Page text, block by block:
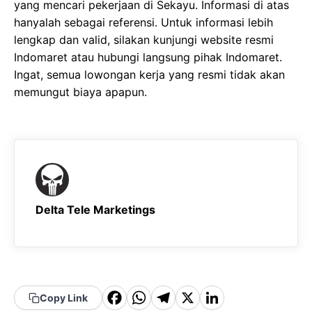
yang mencari pekerjaan di Sekayu. Informasi di atas
hanyalah sebagai referensi. Untuk informasi lebih
lengkap dan valid, silakan kunjungi website resmi
Indomaret atau hubungi langsung pihak Indomaret.
Ingat, semua lowongan kerja yang resmi tidak akan
memungut biaya apapun.
Delta Tele Marketings
Copy Link
F WT X Li